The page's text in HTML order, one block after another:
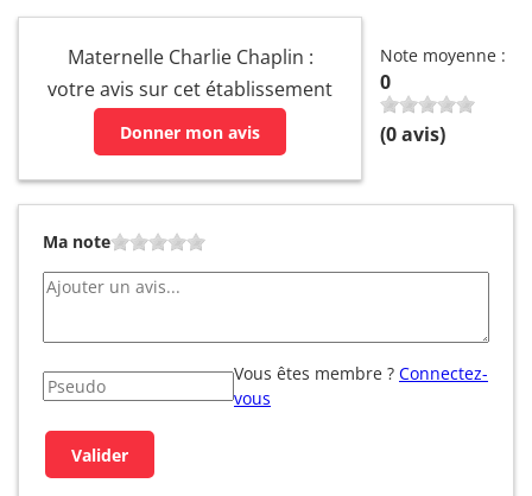
Maternelle Charlie Chaplin :
votre avis sur cet établissement
Donner mon avis
Note moyenne :
0
(0avis)
Ma note
Vous êtes membre ? Connectez-
vous